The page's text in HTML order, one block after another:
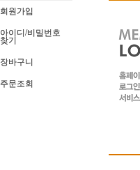
회원가입
아이디/비밀번호
찾기
장바구니
주문조회